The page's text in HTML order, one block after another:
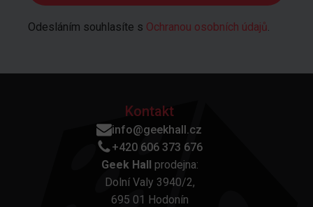
Odesláním souhlasíte s Ochranou osobních údajů
Kontakt
info@geekhall.cz
+420 606 373 676
Geek Hall prodejna:
Dolní Valy 3940/2,
695 01 Hodonín